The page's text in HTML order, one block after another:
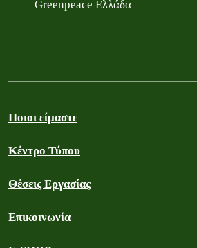
Greenpeace Ελλάδα
Ποιοι είμαστε
Κέντρο Τύπου
Θέσεις Εργασίας
Επικοινωνία